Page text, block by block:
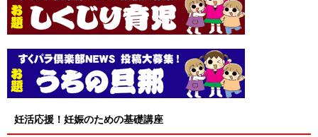
妊活応援！妊娠のための基礎講座